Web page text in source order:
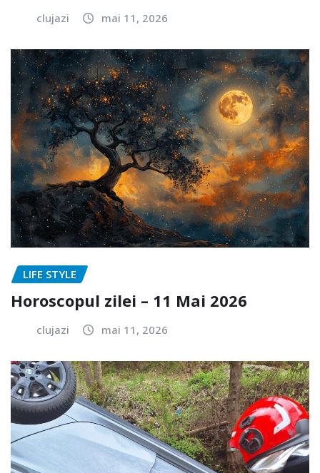
clujazi mai 11, 2026
LIFE STYLE
Horoscopul zilei – 11 Mai 2026
clujazi mai 11, 2026